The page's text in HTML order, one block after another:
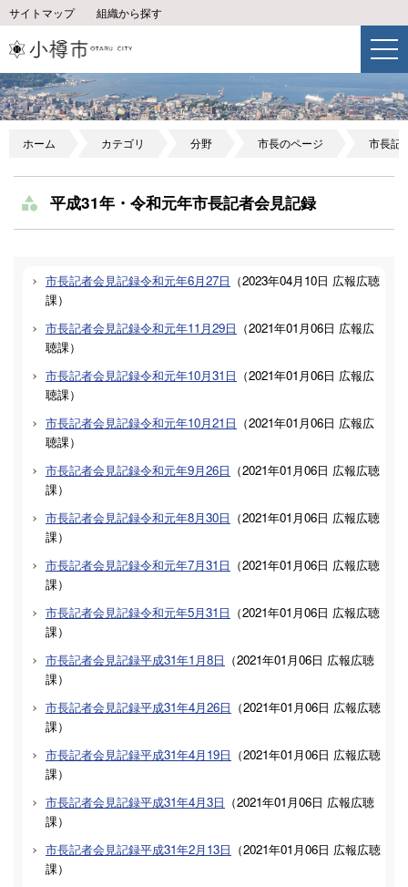
サイトマップ 組織から探す
ホーム カテゴリ 分野 市長のページ 市長記
平成31年・令和元年市長記者会見記録
市長記者会見記録令和元年6月27日 （2023年04月10日 広報広聴
課）
市長記者会見記録令和元年11月29日 （2021年01月06日 広報広
聴課）
市長記者会見記録令和元年10月31日 （2021年01月06日 広報広
聴課）
市長記者会見記録令和元年10月21日 （2021年01月06日 広報広
聴課）
市長記者会見記録令和元年9月26日 （2021年01月06日 広報広聴
課）
市長記者会見記録令和元年8月30日 （2021年01月06日 広報広聴
課）
市長記者会見記録令和元年7月31日 （2021年01月06日 広報広聴
課）
市長記者会見記録令和元年5月31日 （2021年01月06日 広報広聴
課）
市長記者会見記録平成31年1月8日 （2021年01月06日 広報広聴
課）
市長記者会見記録平成31年4月26日 （2021年01月06日 広報広聴
課）
市長記者会見記録平成31年4月19日 （2021年01月06日 広報広聴
課）
市長記者会見記録平成31年4月3日 （2021年01月06日 広報広聴
課）
市長記者会見記録平成31年2月13日 （2021年01月06日 広報広聴
課）